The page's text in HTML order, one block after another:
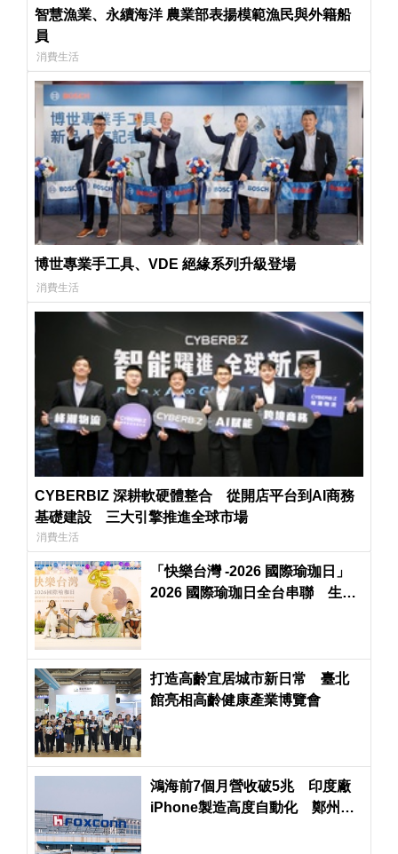
智慧漁業、永續海洋 農業部表揚模範漁民與外籍船
員
消費生活
博世專業手工具、VDE 絕緣系列升級登場
消費生活
CYBERBIZ 深耕軟硬體整合 從開店平台到AI商務
基礎建設 三大引擎推進全球市場
消費生活
「快樂台灣 -2026 國際瑜珈日」
2026 國際瑜珈日全台串聯 生活
打造高齡宜居城市新日常 臺北
館亮相高齡健康產業博覽會
鴻海前7個月營收破5兆 印度廠
iPhone製造高度自動化 鄭州生